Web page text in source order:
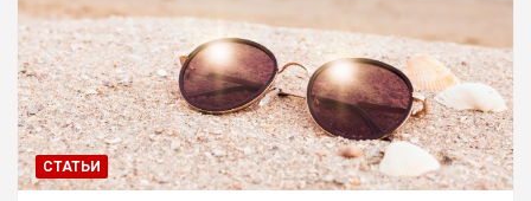
СТАТЬИ